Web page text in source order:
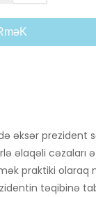
əksər prezident
əlaqəli cəzaları
praktiki olaraq
təqibinə